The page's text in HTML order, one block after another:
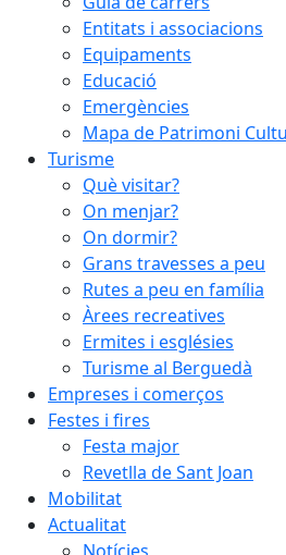
Entitats i associacions
Equipaments
Educació
Emergències
Mapa de Patrimoni
Turisme
Què visitar?
On menjar?
On dormir?
Grans travesses a peu
Rutes a peu en família
Àrees recreatives
Ermites i esglésies
Turisme al Berguedà
Empreses i comerços
Festes i fires
Festa major
Revetlla de Sant Joan
Mobilitat
Actualitat